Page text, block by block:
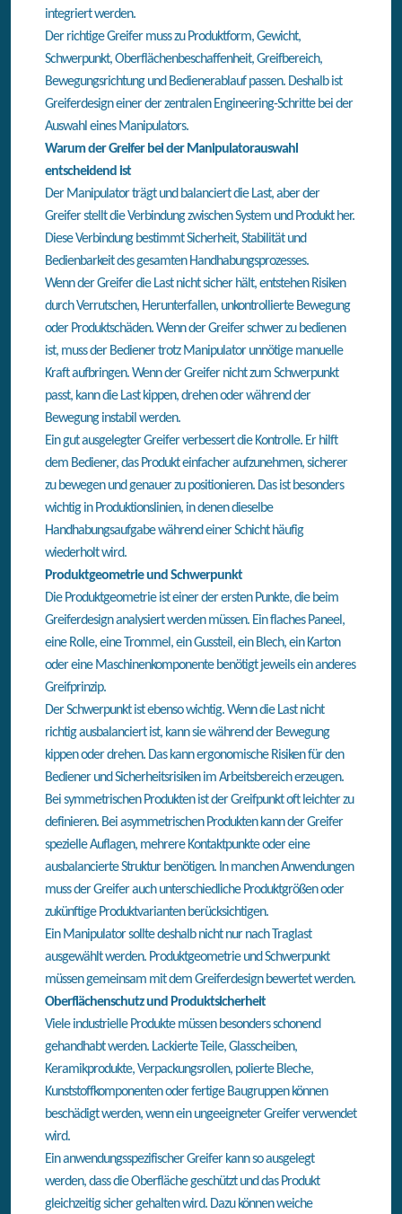
integriert werden.
Der richtige Greifer muss zu Produktform, Gewicht,
Schwerpunkt, Oberflächenbeschaffenheit, Greifbereich,
Bewegungsrichtung und Bedienerablauf passen. Deshalb ist
Greiferdesign einer der zentralen Engineering-Schritte bei der
Auswahl eines Manipulators.
Warum der Greifer bei der Manipulatorauswahl
entscheidend ist
Der Manipulator trägt und balanciert die Last, aber der
Greifer stellt die Verbindung zwischen System und Produkt her.
Diese Verbindung bestimmt Sicherheit, Stabilität und
Bedienbarkeit des gesamten Handhabungsprozesses.
Wenn der Greifer die Last nicht sicher hält, entstehen Risiken
durch Verrutschen, Herunterfallen, unkontrollierte Bewegung
oder Produktschäden. Wenn der Greifer schwer zu bedienen
ist, muss der Bediener trotz Manipulator unnötige manuelle
Kraft aufbringen. Wenn der Greifer nicht zum Schwerpunkt
passt, kann die Last kippen, drehen oder während der
Bewegung instabil werden.
Ein gut ausgelegter Greifer verbessert die Kontrolle. Er hilft
dem Bediener, das Produkt einfacher aufzunehmen, sicherer
zu bewegen und genauer zu positionieren. Das ist besonders
wichtig in Produktionslinien, in denen dieselbe
Handhabungsaufgabe während einer Schicht häufig
wiederholt wird.
Produktgeometrie und Schwerpunkt
Die Produktgeometrie ist einer der ersten Punkte, die beim
Greiferdesign analysiert werden müssen. Ein flaches Paneel,
eine Rolle, eine Trommel, ein Gussteil, ein Blech, ein Karton
oder eine Maschinenkomponente benötigt jeweils ein anderes
Greifprinzip.
Der Schwerpunkt ist ebenso wichtig. Wenn die Last nicht
richtig ausbalanciert ist, kann sie während der Bewegung
kippen oder drehen. Das kann ergonomische Risiken für den
Bediener und Sicherheitsrisiken im Arbeitsbereich erzeugen.
Bei symmetrischen Produkten ist der Greifpunkt oft leichter zu
definieren. Bei asymmetrischen Produkten kann der Greifer
spezielle Auflagen, mehrere Kontaktpunkte oder eine
ausbalancierte Struktur benötigen. In manchen Anwendungen
muss der Greifer auch unterschiedliche Produktgrößen oder
zukünftige Produktvarianten berücksichtigen.
Ein Manipulator sollte deshalb nicht nur nach Traglast
ausgewählt werden. Produktgeometrie und Schwerpunkt
müssen gemeinsam mit dem Greiferdesign bewertet werden.
Oberflächenschutz und Produktsicherheit
Viele industrielle Produkte müssen besonders schonend
gehandhabt werden. Lackierte Teile, Glasscheiben,
Keramikprodukte, Verpackungsrollen, polierte Bleche,
Kunststoffkomponenten oder fertige Baugruppen können
beschädigt werden, wenn ein ungeeigneter Greifer verwendet
wird.
Ein anwendungsspezifischer Greifer kann so ausgelegt
werden, dass die Oberfläche geschützt und das Produkt
gleichzeitig sicher gehalten wird. Dazu können weiche